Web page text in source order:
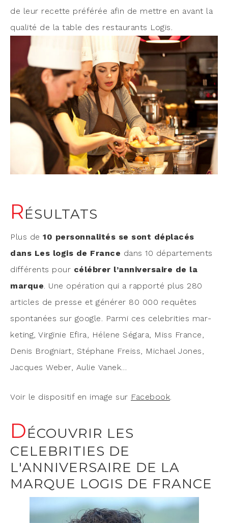
de leur recette pré­fé­rée afin de mettre en avant la
qua­li­té de la table des res­tau­rants Logis.
RÉSULTATS
Plus de 10 per­son­na­li­tés se sont dépla­cés
dans Les logis de France dans 10 dépar­te­ments
dif­fé­rents pour célé­brer l’anniversaire de la
marque. Une opé­ra­tion qui a rap­por­té plus 280
articles de presse et géné­rer 80 000 requêtes
spon­ta­nées sur google. Par­mi ces cele­bri­ties mar­
ke­ting, Vir­gi­nie Efi­ra, Hélene Séga­ra, Miss France,
Denis Bro­gniart, Sté­phane Freiss, Michael Jones,
Jacques Weber, Aulie Vanek…
Voir le dis­po­si­tif en image sur Face­book.
DÉCOUVRIR LES
CELEBRITIES DE
L'ANNIVERSAIRE DE LA
MARQUE LOGIS DE FRANCE